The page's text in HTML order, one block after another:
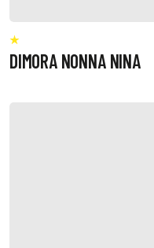
DIMORA NONNA NINA